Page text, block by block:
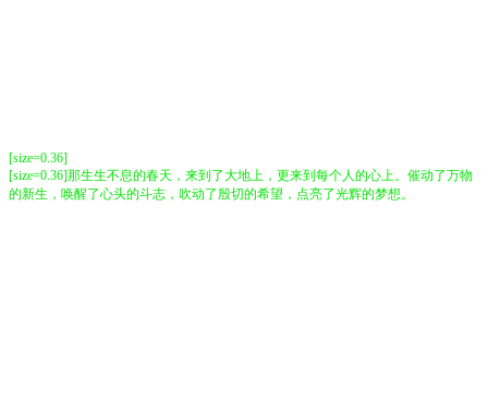
[size=0.36]
[size=0.36]那生生不息的春天，来到了大地上，更来到每个人的心上。催动了万物
的新生，唤醒了心头的斗志，吹动了殷切的希望，点亮了光辉的梦想。